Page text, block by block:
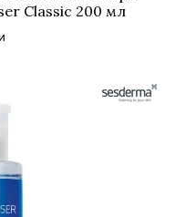
Classic 200 мл